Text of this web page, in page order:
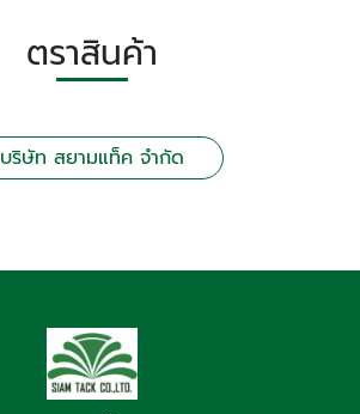
ตราสินค้า
บริษัท สยามแท็ค จำกัด